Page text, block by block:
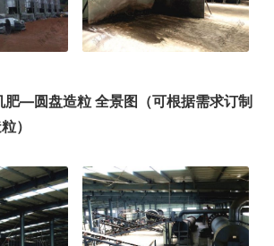
肥—圆盘造粒 全景图（可根据需求订制
）